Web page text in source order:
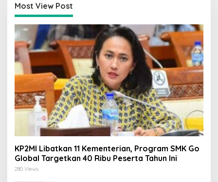
Most View Post
KP2MI Libatkan 11 Kementerian, Program SMK Go
Global Targetkan 40 Ribu Peserta Tahun Ini
280 Views